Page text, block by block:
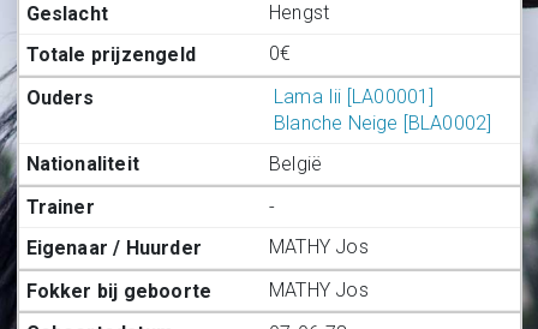
Hengst
0€
Lama Iii [LA00001]
Blanche Neige [BLA0002]
België
-
MATHY Jos
MATHY Jos